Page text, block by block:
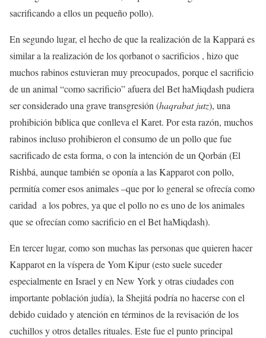
sacrificando a ellos un pequeño pollo).
En segundo lugar, el hecho de que la realización de la Kappará es
similar a la realización de los qorbanot o sacrificios , hizo que
muchos rabinos estuvieran muy preocupados, porque el sacrificio
de un animal “como sacrificio” afuera del Bet haMiqdash pudiera
ser considerado una grave transgresión (haqrabat jutz), una
prohibición bíblica que conlleva el Karet. Por esta razón, muchos
rabinos incluso prohibieron el consumo de un pollo que fue
sacrificado de esta forma, o con la intención de un Qorbán (El
Rishbá, aunque también se oponía a las Kapparot con pollo,
permitía comer esos animales –que por lo general se ofrecía como
caridad a los pobres, ya que el pollo no es uno de los animales
que se ofrecían como sacrificio en el Bet haMiqdash).
En tercer lugar, como son muchas las personas que quieren hacer
Kapparot en la víspera de Yom Kipur (esto suele suceder
especialmente en Israel y en New York y otras ciudades con
importante población judía), la Shejitá podría no hacerse con el
debido cuidado y atención en términos de la revisación de los
cuchillos y otros detalles rituales. Este fue el punto principal